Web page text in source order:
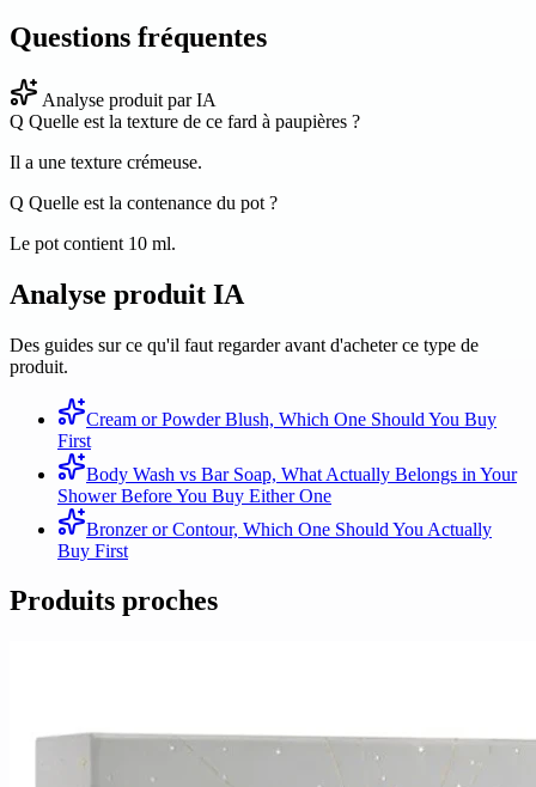
Questions fréquentes
Analyse produit par IA
Q Quelle est la texture de ce fard à paupières ?
Il a une texture crémeuse.
Q Quelle est la contenance du pot ?
Le pot contient 10 ml.
Analyse produit IA
Des guides sur ce qu'il faut regarder avant d'acheter ce type de
produit.
Cream or Powder Blush, Which One Should You Buy
First
Body Wash vs Bar Soap, What Actually Belongs in Your
Shower Before You Buy Either One
Bronzer or Contour, Which One Should You Actually
Buy First
Produits proches